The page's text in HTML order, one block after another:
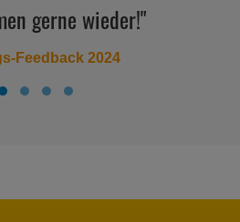
gerne wieder!"
Feedback 2024